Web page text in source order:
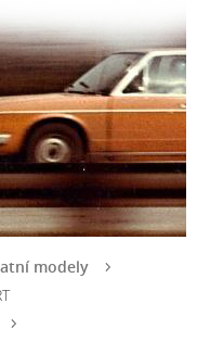
modely